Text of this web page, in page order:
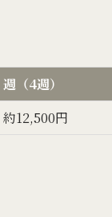
週（4週）
約12,500円